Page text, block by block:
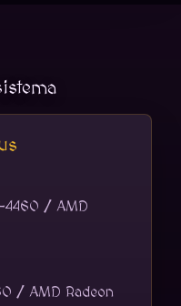
4460 / AMD
/ AMD Radeon